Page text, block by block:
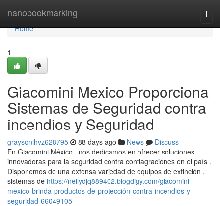
nanobookmarking
Home
Home
1
Giacomini Mexico Proporciona
Sistemas de Seguridad contra
incendios y Seguridad
graysonihvz628795 88 days ago News
Discuss
En Giacomini México , nos dedicamos en ofrecer soluciones
innovadoras para la seguridad contra conflagraciones en el país .
Disponemos de una extensa variedad de equipos de extinción ,
sistemas de https://neilydjq889402.blogdigy.com/giacomini-
mexico-brinda-productos-de-protección-contra-incendios-y-
seguridad-66049105